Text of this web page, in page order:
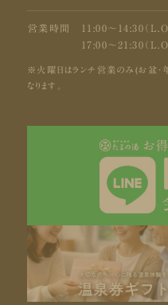
営業時間
11:00〜14:30（
17:00〜21:30（
※火曜日はランチ営業のみ(お盆・
なります。